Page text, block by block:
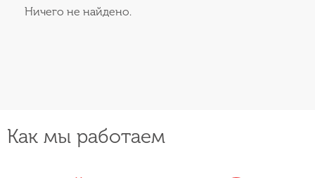
Ничего не найдено.
Как мы работаем